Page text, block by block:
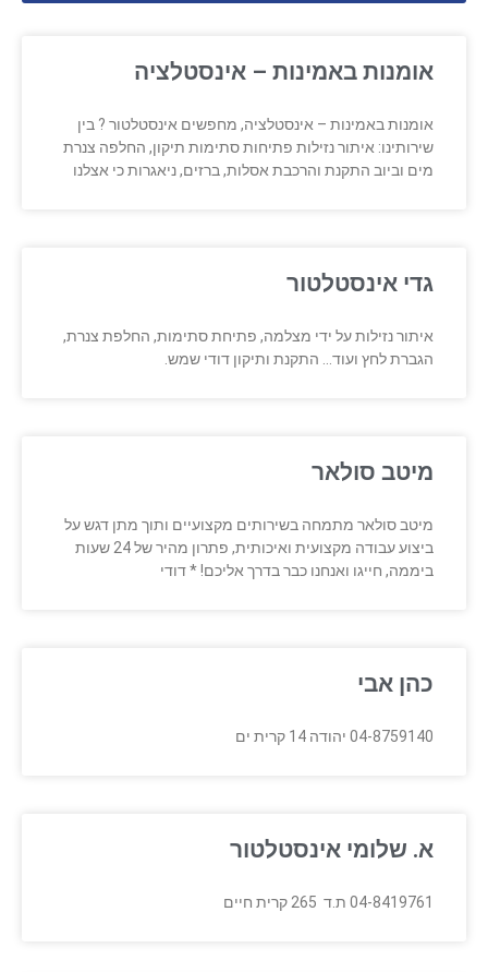
אומנות באמינות – אינסטלציה
אומנות באמינות – אינסטלציה, מחפשים אינסטלטור ? בין
שירותינו: איתור נזילות פתיחות סתימות תיקון, החלפה צנרת
מים וביוב התקנת והרכבת אסלות, ברזים, ניאגרות כי אצלנו
גדי אינסטלטור
איתור נזילות על ידי מצלמה, פתיחת סתימות, החלפת צנרת,
הגברת לחץ ועוד… התקנת ותיקון דודי שמש.
מיטב סולאר
מיטב סולאר מתמחה בשירותים מקצועיים ותוך מתן דגש על
ביצוע עבודה מקצועית ואיכותית, פתרון מהיר של 24 שעות
ביממה, חייגו ואנחנו כבר בדרך אליכם! * דודי
כהן אבי
04-8759140 יהודה 14 קרית ים
א. שלומי אינסטלטור
04-8419761 ת.ד 265 קרית חיים